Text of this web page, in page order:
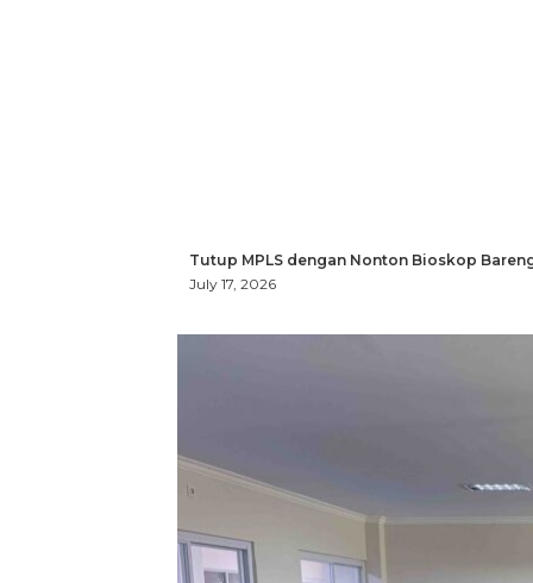
Tutup MPLS dengan Nonton Bioskop
July 17, 2026